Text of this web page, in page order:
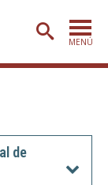
MENÚ
de